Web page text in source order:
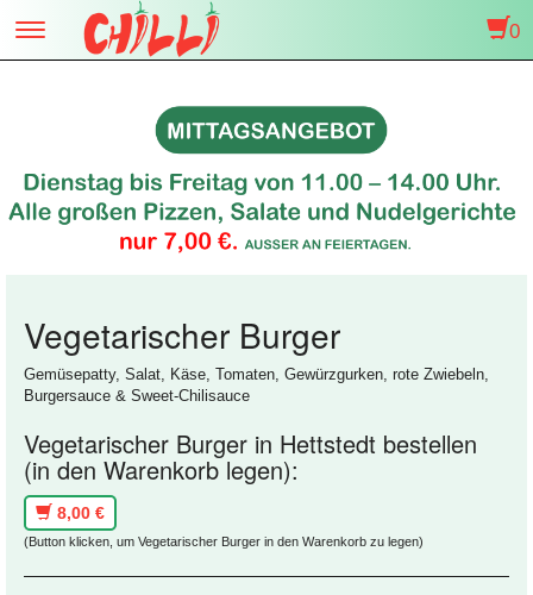
Toggle
navigation
0
Vegetarischer Burger
Gemüsepatty, Salat, Käse, Tomaten, Gewürzgurken, rote Zwiebeln,
Burgersauce & Sweet-Chilisauce
Vegetarischer Burger in Hettstedt bestellen
(in den Warenkorb legen):
8,00 €
(Button klicken, um Vegetarischer Burger in den Warenkorb zu legen)